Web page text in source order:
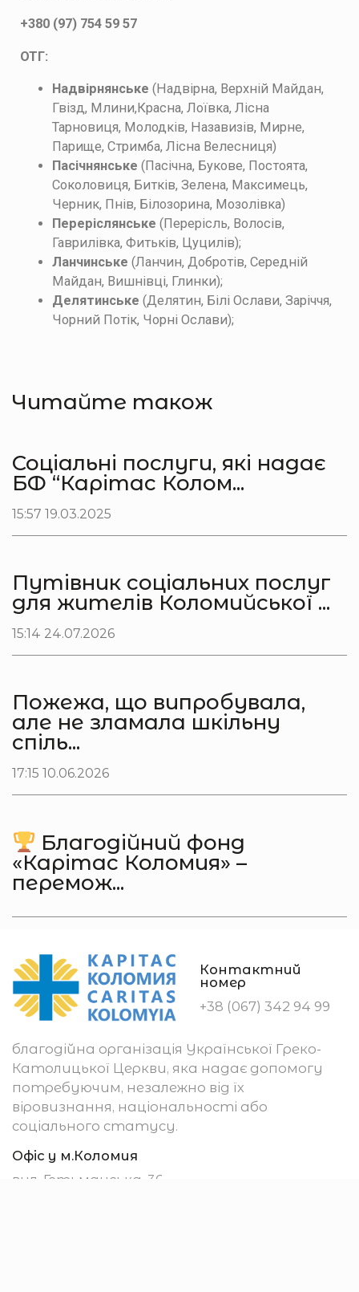
+380 (97) 754 59 57
ОТГ:
Надвірнянське (Надвірна, Верхній Майдан,
Гвізд, Млини,Красна, Лоївка, Лісна
Тарновиця, Молодків, Назавизів, Мирне,
Парище, Стримба, Лісна Велесниця)
Пасічнянське (Пасічна, Букове, Постоята,
Соколовиця, Битків, Зелена, Максимець,
Черник, Пнів, Білозорина, Мозолівка)
Переріслянське (Перерісль, Волосів,
Гаврилівка, Фитьків, Цуцилів);
Ланчинське (Ланчин, Добротів, Середній
Майдан, Вишнівці, Глинки);
Делятинське (Делятин, Білі Ослави, Заріччя,
Чорний Потік, Чорні Ослави);
Читайте також
Соціальні послуги, які надає
БФ “Карітас Колом...
15:57 19.03.2025
Путівник соціальних послуг
для жителів Коломийської ...
15:14 24.07.2026
Пожежа, що випробувала,
але не зламала шкільну
спіль...
17:15 10.06.2026
Благодійний фонд
«Карітас Коломия» –
перемож...
Контактний
номер
+38 (067) 342 94 99
благодійна організація Української Греко-
Католицької Церкви, яка надає допомогу
потребуючим, незалежно від їх
віровизнання, національності або
соціального статусу.
Офіс у м.Коломия
вул. Гетьманська, 36